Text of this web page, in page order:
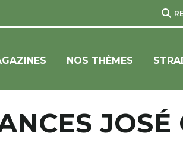
NOS THÈMES
JOSÉ